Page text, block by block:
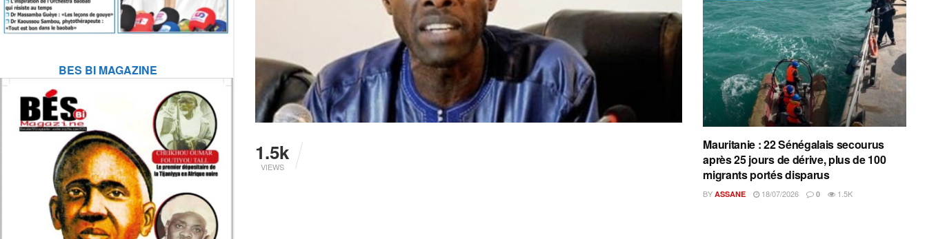
BES BI MAGAZINE
1.5k
VIEWS
Mauritanie : 22 Sénégalais secourus
après 25 jours de dérive, plus de 100
migrants portés disparus
BY ASSANE 18/07/2026 0 1.5K